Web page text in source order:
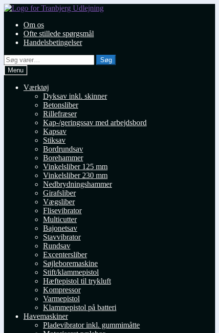
Spring
navigation
Spring
indholdOm os
Ofte stillede spørgsmål
Handelsbetingelser
Søg
efter:
Søg
Menu
Værktøj
Dyksav inkl. skinner
Betonsliber
Rillefræser
Kap-/geringssav med arbejdsbord
Kapsav
Stiksav
Bordrundsav
Borehammer
Vinkelsliber 125 mm
Vinkelsliber 230 mm
Nedbrydningshammer
Girafsliber
Vægsliber
Flisevibrator
Multicutter
Bajonetsav
Stavvibrator
Rundsav
Excentersliber
Søjleboremaskine
Stift/klammepistol
Hæftepistol til trykluft
Kompressor
Varmepistol
Klammepistol på batteri
Havemaskiner
Pladevibrator inkl. gummimåtte